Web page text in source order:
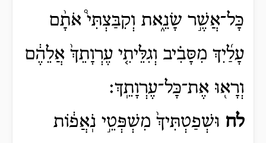
כָּל־אֲשֶׁ֣ר שָׂנֵ֑את וְקִבַּצְתִּי֩ אֹתָ֨ם
עָלַ֜יִךְ מִסָּבִ֗יב וְגִלֵּיתִ֤י עֶרְוָתֵךְ֙ אֲלֵהֶ֔ם
וְרָא֖וּ אֶת־כָּל־עֶרְוָתֵֽךְ׃
לח וּשְׁפַטְתִּיךְ֙ מִשְׁפְּטֵ֣י נֹֽאֲפ֔וֹת